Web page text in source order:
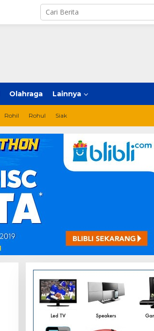
Olahraga Lainnya
Rohil Rohul Siak